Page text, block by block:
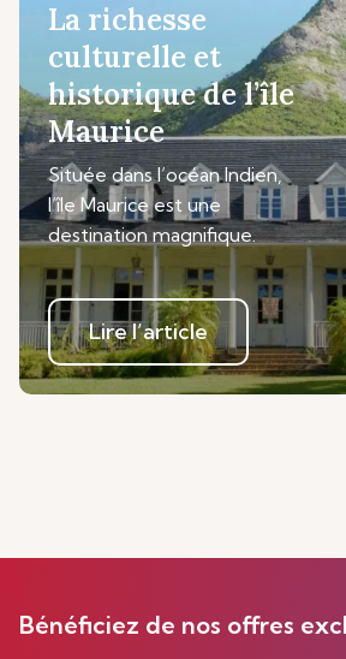
La richesse
culturelle et
historique de l’île
Maurice
Située dans l’océan Indien,
l’île Maurice est une
destination magnifique.
Lire l’article
Bénéficiez de nos offres